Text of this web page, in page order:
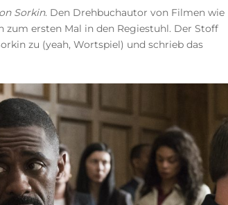
Sorkin. Den Drehbuchautor von Filmen wie
zum ersten Mal in den Regiestuhl. Der Stoff
zu (yeah, Wortspiel) und schrieb das